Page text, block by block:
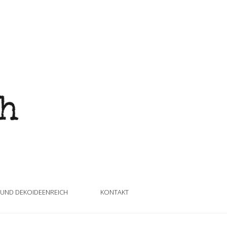
DEKOIDEENREICH KONTAKT